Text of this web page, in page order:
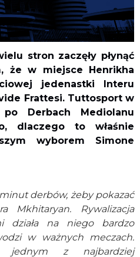
stron zaczęły płynąć
że w miejsce Henrikha
jedenastki Interu
Frattesi. Tuttosport w
Derbach Mediolanu
dlaczego to właśnie
wyborem Simone
derbów, żeby pokazać
Mkhitaryan. Rywalizacja
działa na niego bardzo
w ważnych meczach.
jednym z najbardziej